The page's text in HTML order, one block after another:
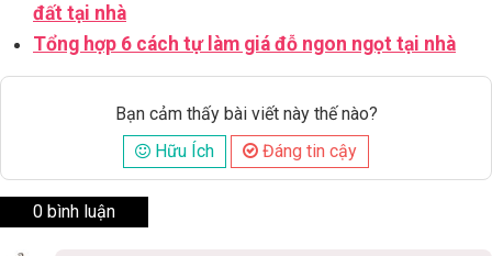
đất tại nhà
Tổng hợp 6 cách tự làm giá đỗ ngon ngọt tại nhà
Bạn cảm thấy bài viết này thế nào?
Hữu Ích
Đáng tin cậy
0 bình luận